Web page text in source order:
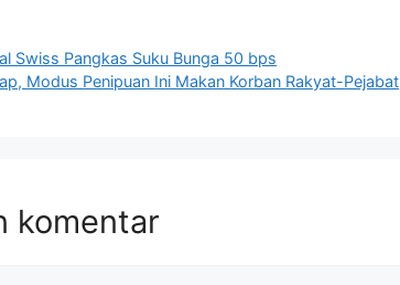
Swiss Pangkas Suku Bunga 50 bps
Modus Penipuan Ini Makan Korban Rakyat-Pejabat
komentar